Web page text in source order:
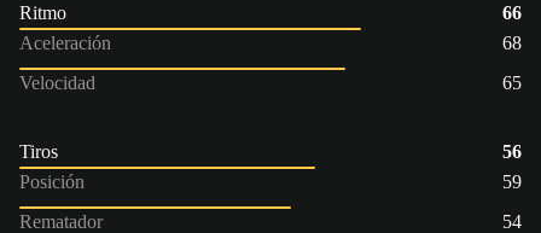
Ritmo
66
Aceleración
68
Velocidad
65
Tiros
56
Posición
59
Rematador
54